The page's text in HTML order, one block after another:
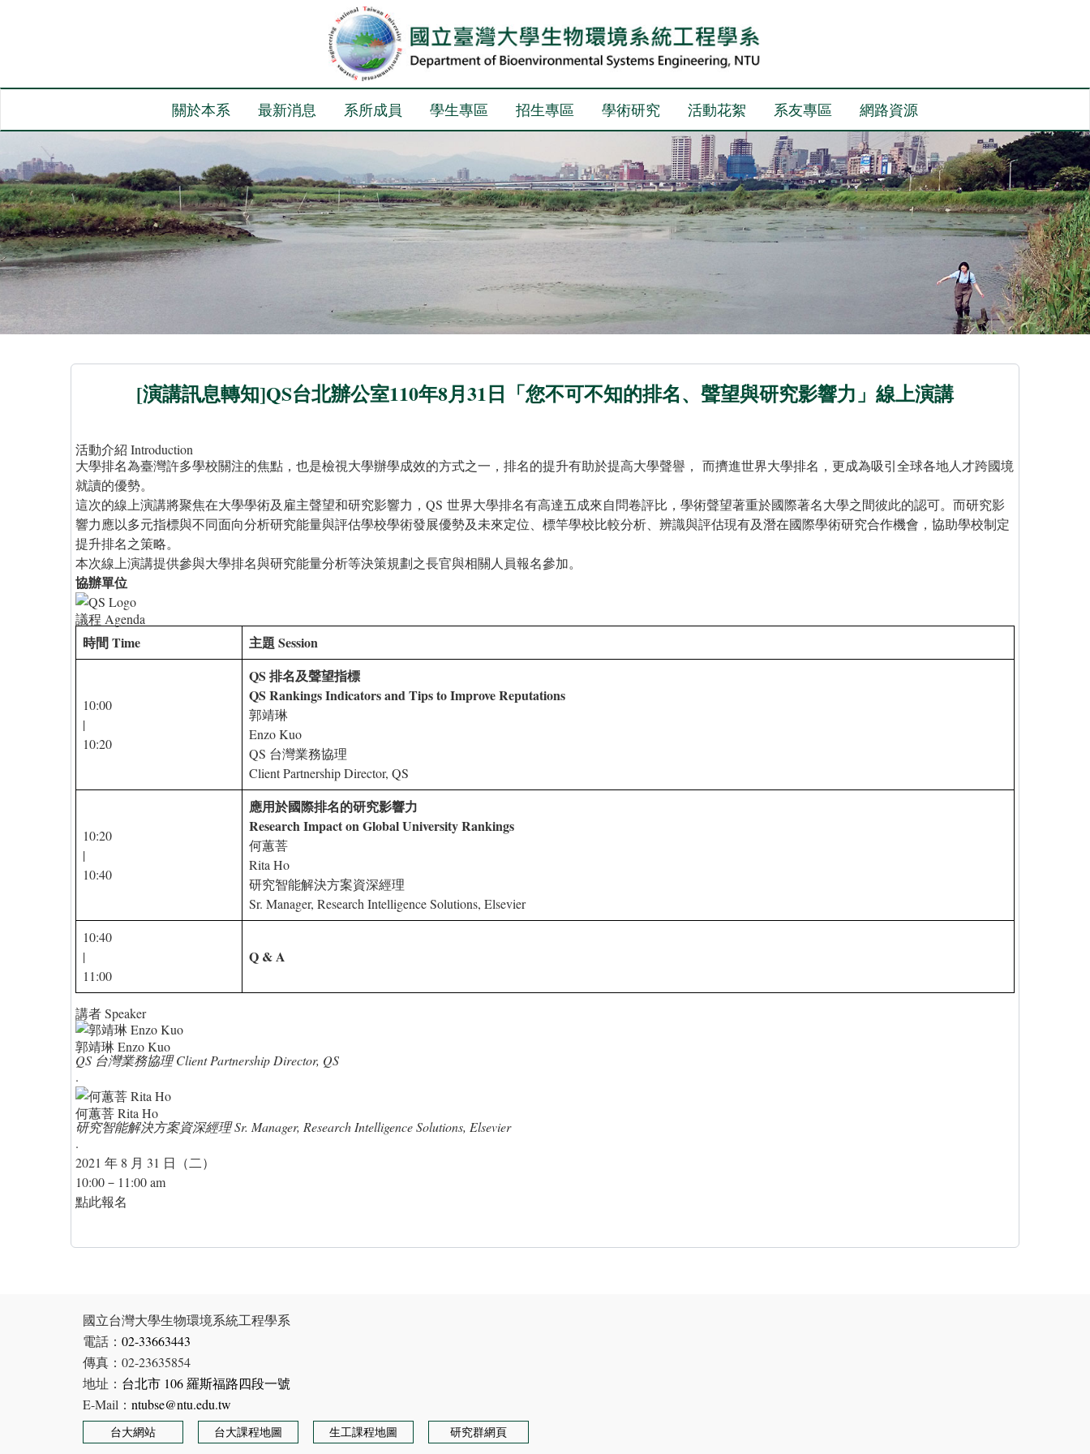
關於本系 最新消息 系所成員 學生專區 招生專區 學術研究 活動花絮 系友專區 網路資源
[演講訊息轉知]QS台北辦公室110年8月31日「您不可不知的排名、聲望與研究影響力」線上演講
活動介紹 Introduction
大學排名為臺灣許多學校關注的焦點，也是檢視大學辦學成效的方式之一，排名的提升有助於提高大學聲譽， 而擠進世界大學排名，更成為吸引全球各地人才跨國境
就讀的優勢。
這次的線上演講將聚焦在大學學術及雇主聲望和研究影響力，QS 世界大學排名有高達五成來自問卷評比，學術聲望著重於國際著名大學之間彼此的認可。而研究影
響力應以多元指標與不同面向分析研究能量與評估學校學術發展優勢及未來定位、標竿學校比較分析、辨識與評估現有及潛在國際學術研究合作機會，協助學校制定
提升排名之策略。
本次線上演講提供參與大學排名與研究能量分析等決策規劃之長官與相關人員報名參加。
協辦單位
議程 Agenda
時間 Time 主題 Session
10:00
|
10:20
QS 排名及聲望指標
QS Rankings Indicators and Tips to Improve Reputations
郭靖琳
Enzo Kuo
QS 台灣業務協理
Client Partnership Director, QS
10:20
|
10:40
應用於國際排名的研究影響力
Research Impact on Global University Rankings
何蕙菩
Rita Ho
研究智能解決方案資深經理
Sr. Manager, Research Intelligence Solutions, Elsevier
10:40
|
11:00
Q & A
講者 Speaker
郭靖琳 Enzo Kuo
QS 台灣業務協理 Client Partnership Director, QS
.
何蕙菩 Rita Ho
研究智能解決方案資深經理 Sr. Manager, Research Intelligence Solutions, Elsevier
.
2021 年 8 月 31 日（二）
10:00－11:00 am
點此報名
國立台灣大學生物環境系統工程學系
電話： 02-33663443
傳真：02-23635854
地址： 台北市 106 羅斯福路四段一號
E-Mail： ntubse@ntu.edu.tw
台大網站 台大課程地圖 生工課程地圖 研究群網頁